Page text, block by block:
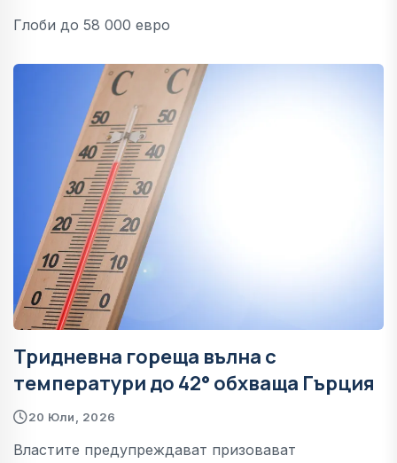
Глоби до 58 000 евро
Тридневна гореща вълна с
температури до 42° обхваща Гърция
20 Юли, 2026
Властите предупреждават призовават